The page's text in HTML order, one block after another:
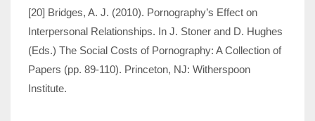
[20] Bridges, A. J. (2010). Pornography’s Effect on
Interpersonal Relationships. In J. Stoner and D. Hughes
(Eds.) The Social Costs of Pornography: A Collection of
Papers (pp. 89-110). Princeton, NJ: Witherspoon
Institute.